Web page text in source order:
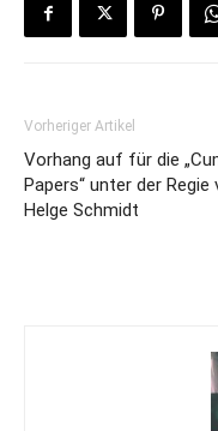
Vorheriger Artikel
Vorhang auf für die
Papers“ unter der Regie
Helge Schmidt